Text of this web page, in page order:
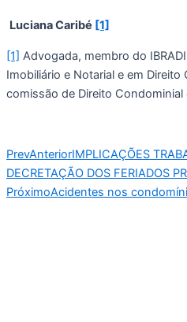
Luciana Caribé [1]
[1] Advogada, membro do
Imobiliário e Notarial e em
comissão de Direito Condominial
PrevAnteriorIMPLICAÇÕES
DECRETAÇÃO DOS FERIADOS
PróximoAcidentes nos